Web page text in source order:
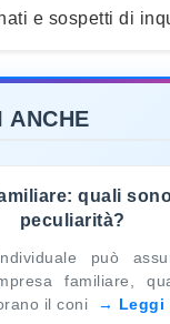
e sospetti di
ANCHE
quali
peculiarità?
può
familiare,
il coni
Leggi